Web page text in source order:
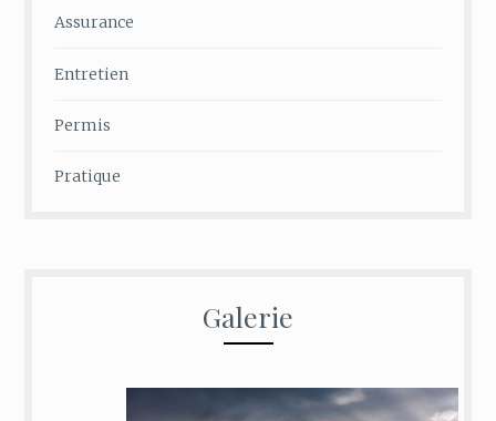
Assurance
Entretien
Permis
Pratique
Galerie